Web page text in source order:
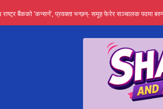
बैंकको ‘कन्सर्न’, प्रवक्ता भन्छन्- समूह फेरेर सञ्चालक पदमा
हदैसम्मको विभेदः एउटै पदमा दुई थरि तलब, वर्षमै ९२ हजार
दमदार छलाङ, सेयरधनीलाई २० प्रतिशत लाभांश दिने क्षमता
छिरेका बस्नेत संस्थापक बनेर निरन्तर, राष्ट्र बैंक किन मौन ?